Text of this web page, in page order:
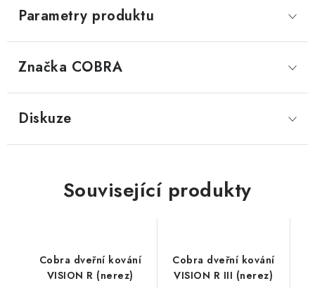
Parametry produktu
Značka COBRA
Diskuze
Související produkty
Cobra dveřní kování
VISION R (nerez)
Cobra dveřní kování
VISION R III (nerez)